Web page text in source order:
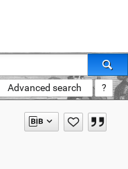
Advanced search ?